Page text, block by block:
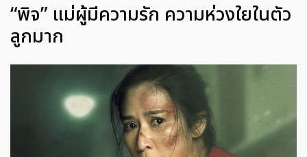
“พิจ” แม่ผู้มีความรัก ความห่วงใยในตัว
ลูกมาก